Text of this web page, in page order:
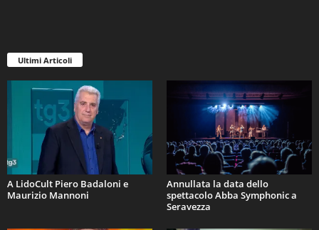
Ultimi Articoli
A LidoCult Piero Badaloni e
Maurizio Mannoni
Annullata la data dello
spettacolo Abba Symphonic a
Seravezza